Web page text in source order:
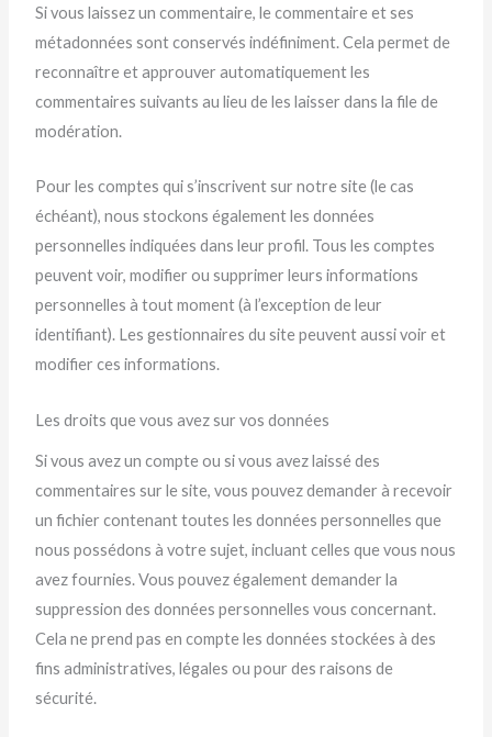
Si vous laissez un commentaire, le commentaire et ses
métadonnées sont conservés indéfiniment. Cela permet de
reconnaître et approuver automatiquement les
commentaires suivants au lieu de les laisser dans la file de
modération.
Pour les comptes qui s’inscrivent sur notre site (le cas
échéant), nous stockons également les données
personnelles indiquées dans leur profil. Tous les comptes
peuvent voir, modifier ou supprimer leurs informations
personnelles à tout moment (à l’exception de leur
identifiant). Les gestionnaires du site peuvent aussi voir et
modifier ces informations.
Les droits que vous avez sur vos données
Si vous avez un compte ou si vous avez laissé des
commentaires sur le site, vous pouvez demander à recevoir
un fichier contenant toutes les données personnelles que
nous possédons à votre sujet, incluant celles que vous nous
avez fournies. Vous pouvez également demander la
suppression des données personnelles vous concernant.
Cela ne prend pas en compte les données stockées à des
fins administratives, légales ou pour des raisons de
sécurité.